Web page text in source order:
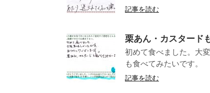
記事を読む
栗あん・カスタード
初めて食べました。大
も食べ
記事を読む